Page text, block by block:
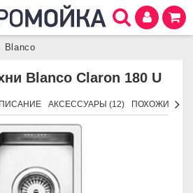
Blanco
Blanco Claron 180 U
АКСЕССУАРЫ (12) ПОХОЖИЕ